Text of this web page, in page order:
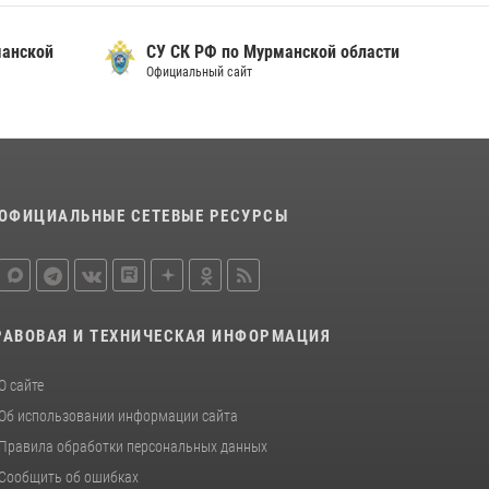
Первый Мурманский терминал» передал
Управлению Росгвардии по Мурманской
области новый автомобиль для несения
21 июля 2026, 08:15 1
мини-отеле
09 июля 2026, 07:56
СУ СК РФ по Мурманской области
Официальный сайт
СЕТЕВЫЕ РЕСУРСЫ
И ТЕХНИЧЕСКАЯ ИНФОРМАЦИЯ
О сайте
Об использовании информации сайта
Правила обработки персональных данных
Сообщить об ошибках